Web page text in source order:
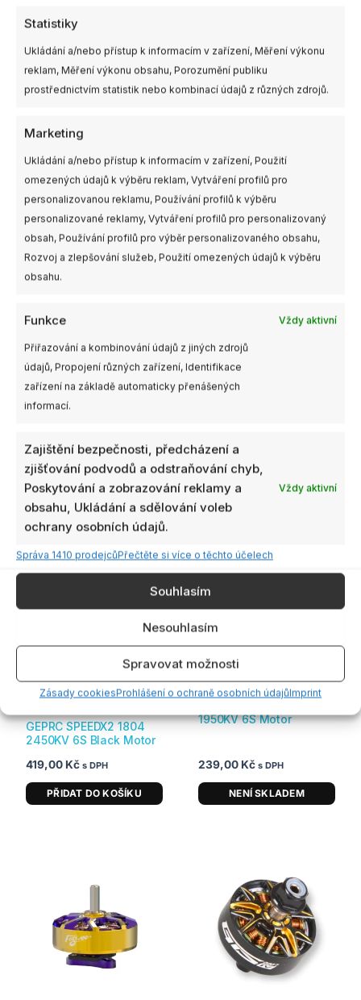
Statistiky
Ukládání a/nebo přístup k informacím v zařízení, Měření výkonu
reklam, Měření výkonu obsahu, Porozumění publiku
prostřednictvím statistik nebo kombinací údajů z různých zdrojů.
Marketing
Ukládání a/nebo přístup k informacím v zařízení, Použití
omezených údajů k výběru reklam, Vytváření profilů pro
personalizovanou reklamu, Používání profilů k výběru
personalizované reklamy, Vytváření profilů pro personalizovaný
obsah, Používání profilů pro výběr personalizovaného obsahu,
Rozvoj a zlepšování služeb, Použití omezených údajů k výběru
obsahu.
Funkce Vždy aktivní
Přiřazování a kombinování údajů z jiných zdrojů
údajů, Propojení různých zařízení, Identifikace
zařízení na základě automaticky přenášených
informací.
Zajištění bezpečnosti, předcházení a
zjišťování podvodů a odstraňování chyb,
Poskytování a zobrazování reklamy a
obsahu, Ukládání a sdělování voleb
ochrany osobních údajů.
Vždy aktivní
Správa 1410 prodejcůPřečtěte si více o těchto účelech
Souhlasím
Nesouhlasím
Spravovat možnosti
Zásady cookiesProhlášení o ochraně osobních údajůImprint
Související produkty
Skladem
více než 4ks
GEPRC SPEEDX2 1804
2450KV 6S Black Motor
419,00 Kč s DPH
PŘIDAT DO KOŠÍKU
Není skladem
1950KV 6S Motor
239,00 Kč s DPH
NENÍ SKLADEM